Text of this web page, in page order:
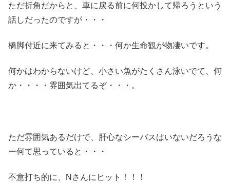
ただ折角だからと、車に戻る前に何投かして帰ろうという
話しだったのですが・・・
橋脚付近に来てみると・・・何か生命観が物凄いです。
何かはわからないけど、小さい魚がたくさん泳いでて、何
か・・・・雰囲気出てるぞ・・・。
ただ雰囲気あるだけで、肝心なシーバスはいないだろうな
ー何て思っていると・・・
不意打ち的に、Nさんにヒット！！！